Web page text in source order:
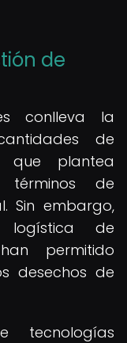
de
conlleva la
de
que plantea
términos de
Sin embargo,
de
permitido
desechos de
tecnologías